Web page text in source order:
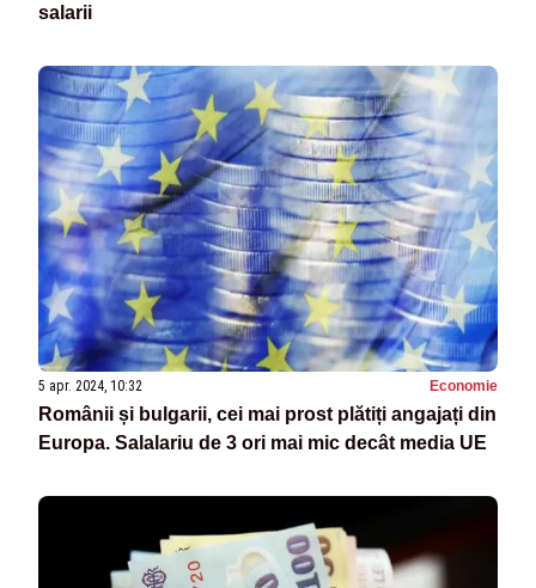
salarii
5 apr. 2024, 10:32 Economie
Românii și bulgarii, cei mai prost plătiți angajați din
Europa. Salalariu de 3 ori mai mic decât media UE